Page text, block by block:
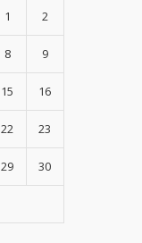
1 2
8 9
15 16
22 23
29 30